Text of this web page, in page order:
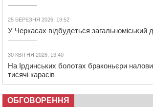
25 БЕРЕЗНЯ 2026, 19:52
У Черкасах відбудеться загальноміський
30 КВІТНЯ 2026, 13:40
На Ірдинських болотах браконьєри
тисячі карасів
ОБГОВОРЕННЯ